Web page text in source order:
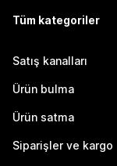
Tüm kategoriler
Satış kanalları
Ürün bulma
Ürün satma
Siparişler ve kargo